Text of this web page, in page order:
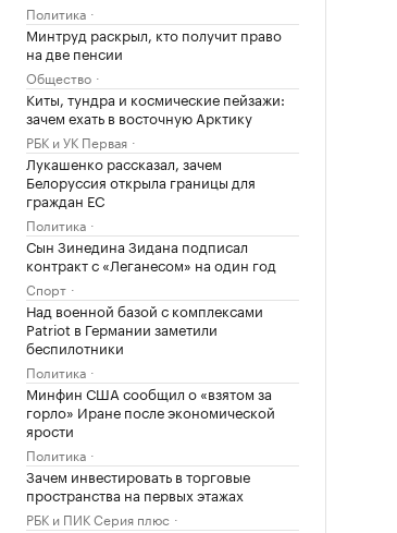
Политика
Минтруд раскрыл, кто получит право
на две пенсии
Общество
Киты, тундра и космические пейзажи:
зачем ехать в восточную Арктику
РБК и УК Первая
Лукашенко рассказал, зачем
Белоруссия открыла границы для
граждан ЕС
Политика
Сын Зинедина Зидана подписал
контракт с «Леганесом» на один год
Спорт
Над военной базой с комплексами
Patriot в Германии заметили
беспилотники
Политика
Минфин США сообщил о «взятом за
горло» Иране после экономической
ярости
Политика
Зачем инвестировать в торговые
пространства на первых этажах
РБК и ПИК Серия плюс